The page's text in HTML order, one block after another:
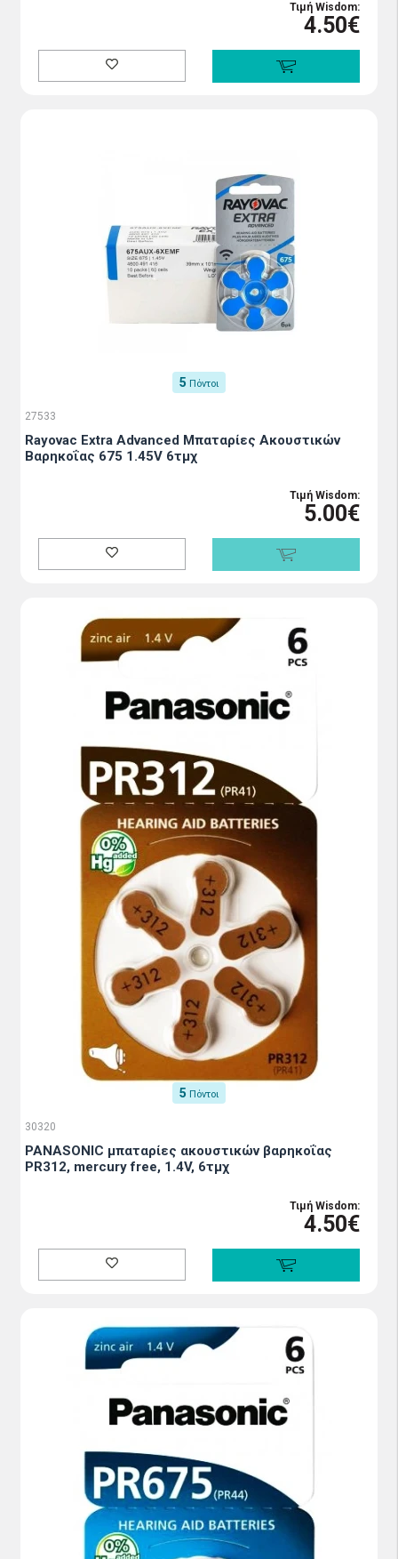
Τιμή Wisdom:
4.50€
5 Πόντοι
27533
Rayovac Extra Advanced Μπαταρίες Ακουστικών
Βαρηκοΐας 675 1.45V 6τμχ
Τιμή Wisdom:
5.00€
5 Πόντοι
30320
PANASONIC μπαταρίες ακουστικών βαρηκοΐας
PR312, mercury free, 1.4V, 6τμχ
Τιμή Wisdom:
4.50€